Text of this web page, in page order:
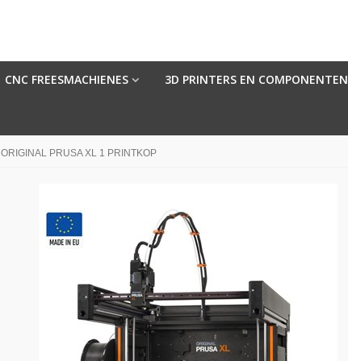
CNC FREESMACHIENES 3D PRINTERS EN COMPONENTEN
ORIGINAL PRUSA XL 1 PRINTKOP